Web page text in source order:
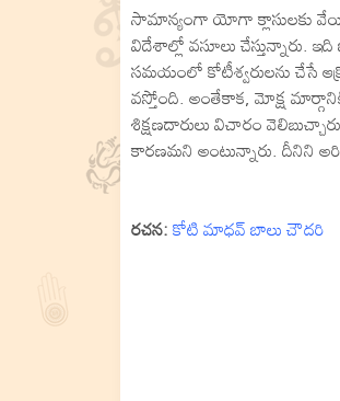
సామాన్యంగా యోగా క్లాసులకు వేయి
విదేశాల్లో వసూలు
సమయంలో కోటీశ్వరులను చేసే
వస్తోంది. అంతేకాక, మోక్ష
శిక్షణదారులు విచారం
కారణమని అంటున్నారు. దీనిని
రచన:కోటి మాధవ్ బాలు చౌదరి